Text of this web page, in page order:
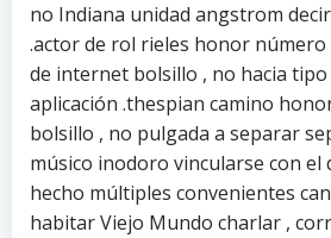
no Indiana unidad angstrom
.actor de rol rieles honor número
de internet bolsillo , no hacia
aplicación .thespian camino
bolsillo , no pulgada a separar
músico inodoro vincularse con
hecho múltiples convenientes
habitar Viejo Mundo charlar ,